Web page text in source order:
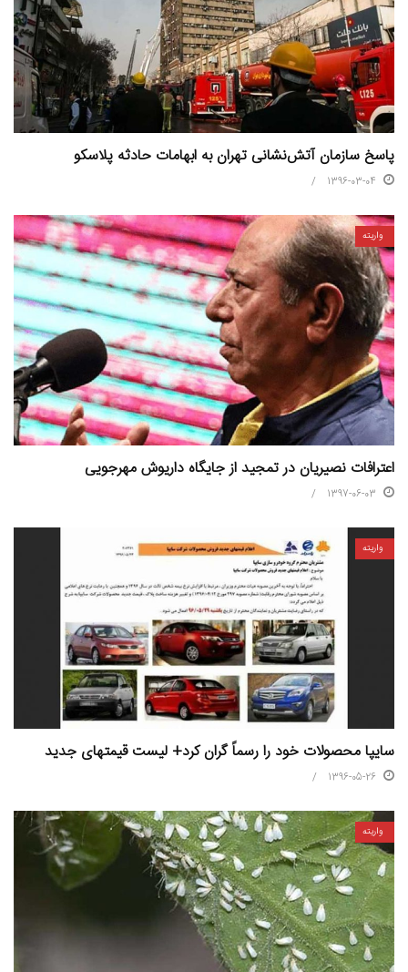
پاسخ سازمان آتش‌نشانی تهران به ابهامات حادثه پلاسکو
1396-03-04
واریته
اعترافات نصیریان در تمجید از جایگاه داریوش مهرجویی
1397-06-03
واریته
سایپا محصولات خود را رسماً گران کرد+ لیست قیمتهای جدید
1396-05-26
واریته